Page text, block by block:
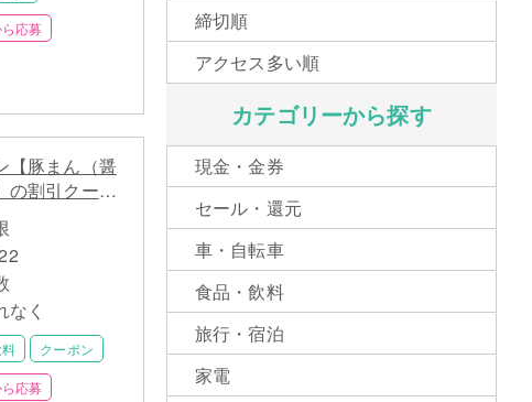
応募
【豚まん（醤
の割引クーポ
らえる！東西
！醤油vs塩
べ
なく
クーポン
応募
締切順
アクセス多い順
カテゴリーから探す
現金・金券
セール・還元
車・自転車
食品・飲料
旅行・宿泊
家電